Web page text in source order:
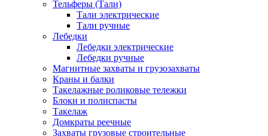
Тельферы (Тали)
Тали электрические
Тали ручные
Лебедки
Лебедки электрические
Лебедки ручные
Магнитные захваты и грузозахваты
Краны и балки
Такелажные роликовые тележки
Блоки и полиспасты
Такелаж
Домкраты реечные
Захваты грузовые строительные